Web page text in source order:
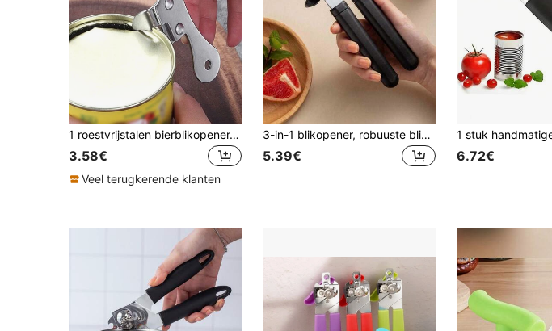
1 roestvrijstalen bierblikopener, voor tweeërlei gebruik
3.58€
Veel terugkerende klanten
3-in-1 blikopener, robuuste blikopener, multifunctionele blikopener, geschikt voor ouderen en mensen met zwakke handen, handmatige multifunctionele blikopener, toepasbaar voor thuis, keuken, restaurant, keukengadget, betaalbare prijs, kerstfeestartikelen, keukenaccessoire, kerstcadeau
5.39€ 6.72€